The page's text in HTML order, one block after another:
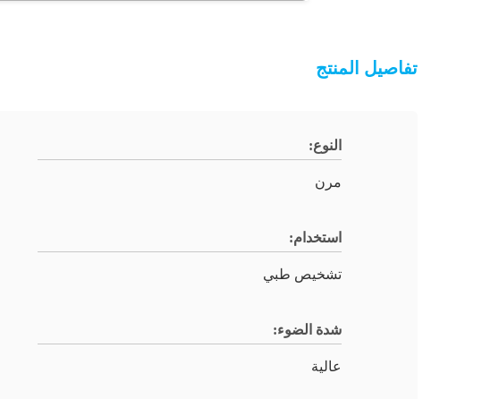
تفاصيل المنتج
النوع:
مرن
استخدام:
تشخيص طبي
شدة الضوء:
عالية